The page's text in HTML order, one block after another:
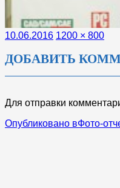
Опубликовано
10.06.2016 Полный
1200 × 800
ДОБАВИТЬ
Для отправки
НАВИГАЦИЯ
Опубликовано вФото-